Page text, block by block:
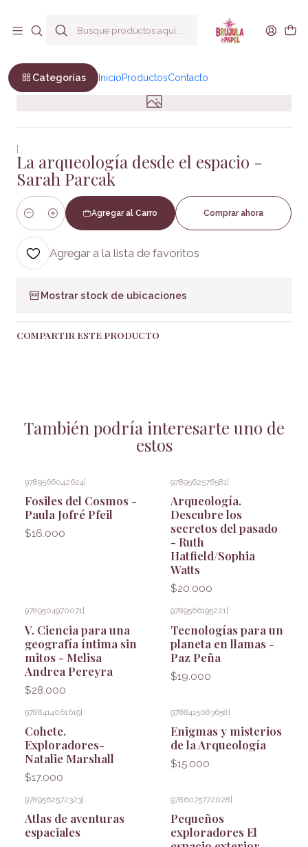
Categorías InicioProductosContacto
Sociales
|
La arqueología desde el espacio -
Sarah Parcak
Cantidad
Agregar al Carro Comprar ahora
Agregar a la lista de favoritos
Mostrar stock de ubicaciones
COMPARTIR ESTE PRODUCTO
También podría interesarte uno de
estos
9789566042624
Fosiles del Cosmos -
Paula Jofré Pfeil
$16.000
9789562576581
Arqueología.
Descubre los
secretos del pasado
- Ruth
Hatfield/Sophia
Watts
$20.000
9789504970071
V. Ciencia para una
geografía íntima sin
mitos - Melisa
Andrea Pereyra
$28.000
9789566195221
Tecnologías para un
planeta en llamas -
Paz Peña
$19.000
9788414061619|
Cohete.
Exploradores-
Natalie Marshall
$17.000
9788415083658|
Enigmas y misterios
de la Arqueología
$15.000
9789562572323
Atlas de aventuras
espaciales
9786075772028
Pequeños
exploradores El